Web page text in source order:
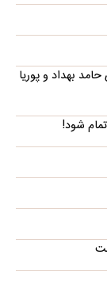
بهداد و پوریا
شود!